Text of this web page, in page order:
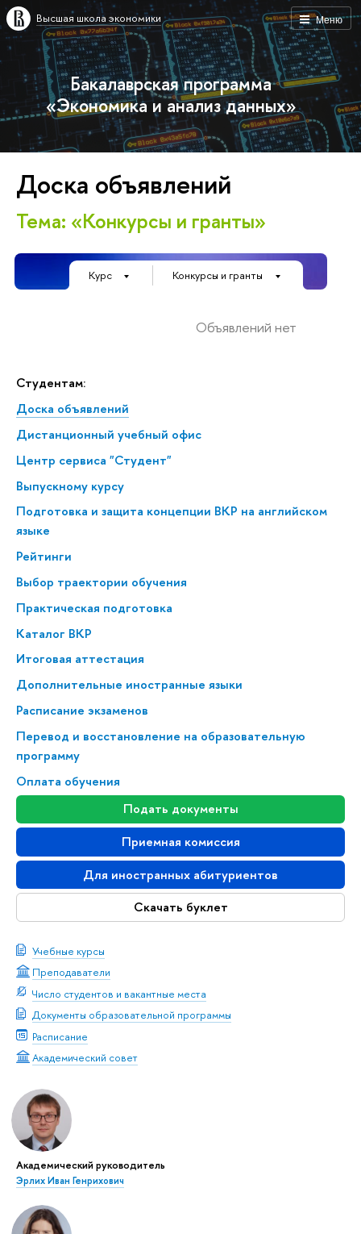
Меню
Высшая школа экономики
Бакалаврская программа
«Экономика и анализ данных»
Студентам:
Доска объявлений
Дистанционный учебный офис
Центр сервиса "Студент"
Выпускному курсу
Подготовка и защита концепции ВКР на английском
языке
Рейтинги
Выбор траектории обучения
Практическая подготовка
Каталог ВКР
Итоговая аттестация
Дополнительные иностранные языки
Расписание экзаменов
Перевод и восстановление на образовательную
программу
Оплата обучения
Подать документы
Приемная комиссия
Для иностранных абитуриентов
Скачать буклет
Учебные курсы
Преподаватели
Число студентов и вакантные места
Документы образовательной программы
Расписание
Академический совет
Академический руководитель
Эрлих Иван Генрихович
Доска объявлений
Тема: «Конкурсы и гранты»
Курс Конкурсы и гранты
Объявлений нет